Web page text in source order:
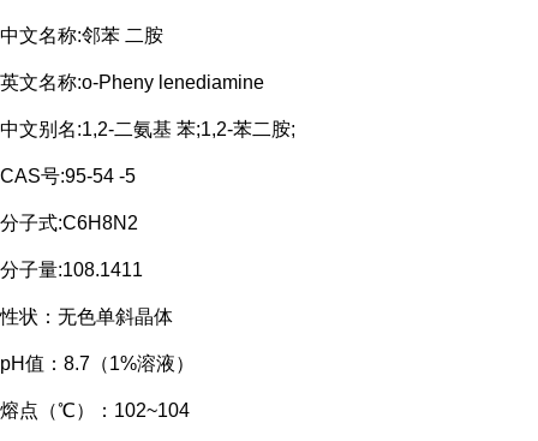
中文名称:邻苯 二胺
英文名称:o-Pheny lenediamine
中文别名:1,2-二氨基 苯;1,2-苯二胺;
CAS号:95-54 -5
分子式:C6H8N2
分子量:108.1411
性状：无色单斜晶体
pH值： 8.7 （1%溶液）
熔点（℃）： 102~104